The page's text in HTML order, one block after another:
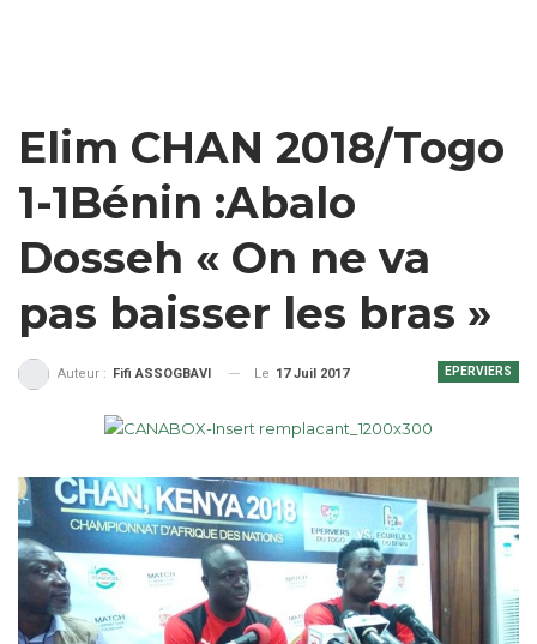
Elim CHAN 2018/Togo
1-1Bénin :Abalo
Dosseh « On ne va
pas baisser les bras »
EPERVIERS
Auteur : Fifi ASSOGBAVI Le 17 Juil 2017